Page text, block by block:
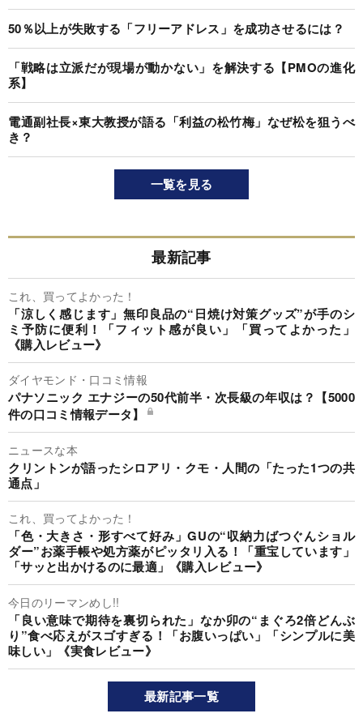
50％以上が失敗する「フリーアドレス」を成功させるには？
「戦略は立派だが現場が動かない」を解決する【PMOの進化
系】
電通副社長×東大教授が語る「利益の松竹梅」なぜ松を狙うべ
き？
一覧を見る
最新記事
これ、買ってよかった！
「涼しく感じます」無印良品の“日焼け対策グッズ”が手のシ
ミ予防に便利！「フィット感が良い」「買ってよかった」
《購入レビュー》
ダイヤモンド・口コミ情報
パナソニック エナジーの50代前半・次長級の年収は？【5000
件の口コミ情報データ】
ニュースな本
クリントンが語ったシロアリ・クモ・人間の「たった1つの共
通点」
これ、買ってよかった！
「色・大きさ・形すべて好み」GUの“収納力ばつぐんショル
ダー”お薬手帳や処方薬がピッタリ入る！「重宝しています」
「サッと出かけるのに最適」《購入レビュー》
今日のリーマンめし!!
「良い意味で期待を裏切られた」なか卯の“まぐろ2倍どんぶ
り”食べ応えがスゴすぎる！「お腹いっぱい」「シンプルに美
味しい」《実食レビュー》
最新記事一覧